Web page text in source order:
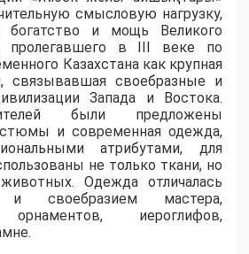
смысловую нагрузку,
и мощь Великого
пролегавшего в III веке по
Казахстана как крупная
связывавшая своебразные и
Запада и Востока.
были предложены
и современная одежда,
атрибутами, для
не только ткани, но
Одежда отличалась
и своебразием мастера,
иероглифов,